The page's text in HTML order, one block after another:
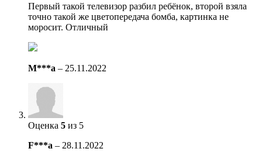
Первый такой телевизор разбил ребёнок, второй взяла
точно такой же цветопередача бомба, картинка не
моросит. Отличный
М***а – 25.11.2022
Оценка 5 из 5
F***a – 28.11.2022